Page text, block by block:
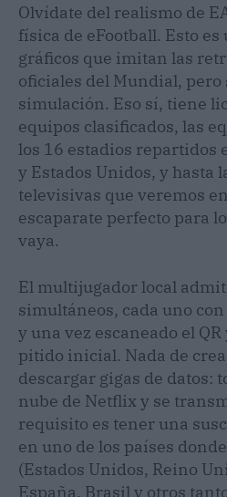
Olvídate del realismo de
física de eFootball. Esto es
gráficos que imitan las
oficiales del Mundial,
simulación. Eso sí, tiene
equipos clasificados, las
los 16 estadios repartidos
y Estados Unidos, y hasta
televisivas que veremos
escaparate perfecto para
vaya.
El multijugador local
simultáneos, cada uno
y una vez escaneado el
pitido inicial. Nada de
descargar gigas de datos:
nube de Netflix y se
requisito es tener una
en uno de los países
(Estados Unidos, Reino
España, Brasil y otros